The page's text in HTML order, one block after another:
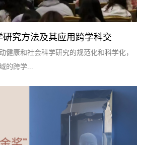
究方法及其应用跨学科交
健康和社会科学研究的规范化和科学化，
的跨学...